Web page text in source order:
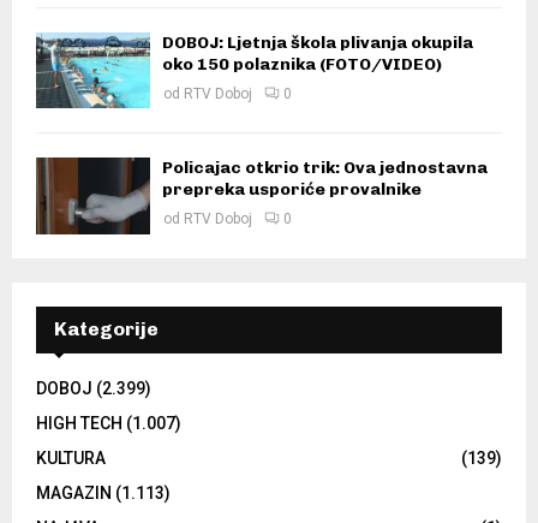
DOBOJ: Ljetnja škola plivanja okupila
oko 150 polaznika (FOTO/VIDEO)
od RTV Doboj 0
Policajac otkrio trik: Ova jednostavna
prepreka usporiće provalnike
od RTV Doboj 0
Kategorije
DOBOJ (2.399)
HIGH TECH (1.007)
KULTURA
(139)
MAGAZIN (1.113)